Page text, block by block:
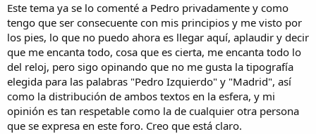
Este tema ya se lo comenté a Pedro privadamente y como
tengo que ser consecuente con mis principios y me visto por
los pies, lo que no puedo ahora es llegar aquí, aplaudir y decir
que me encanta todo, cosa que es cierta, me encanta todo lo
del reloj, pero sigo opinando que no me gusta la tipografía
elegida para las palabras "Pedro Izquierdo" y "Madrid", así
como la distribución de ambos textos en la esfera, y mi
opinión es tan respetable como la de cualquier otra persona
que se expresa en este foro. Creo que está claro.